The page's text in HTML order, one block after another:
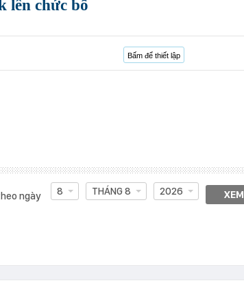
lên chức bố
Bấm để thiết lập
ngày 8 THÁNG 8 2026 XEM